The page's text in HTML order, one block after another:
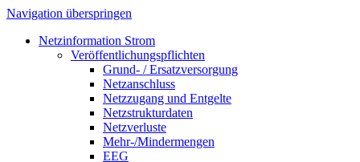
Navigation überspringen
Netzinformation Strom
Veröffentlichungspflichten
Grund- / Ersatzversorgung
Netzanschluss
Netzzugang und Entgelte
Netzstrukturdaten
Netzverluste
Mehr-/Mindermengen
EEG